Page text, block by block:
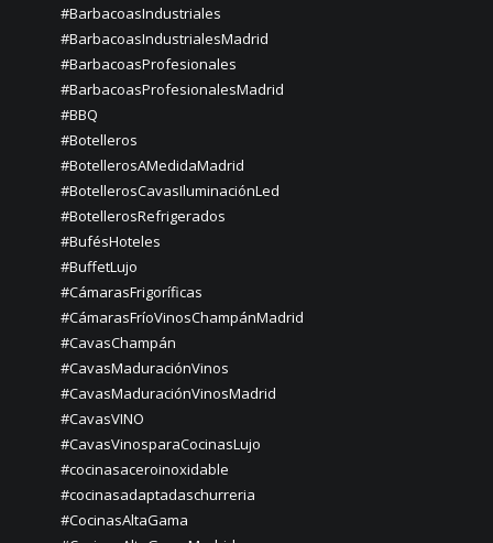
#BarbacoasIndustriales
#BarbacoasIndustrialesMadrid
#BarbacoasProfesionales
#BarbacoasProfesionalesMadrid
#BBQ
#Botelleros
#BotellerosAMedidaMadrid
#BotellerosCavasIluminaciónLed
#BotellerosRefrigerados
#BufésHoteles
#BuffetLujo
#CámarasFrigoríficas
#CámarasFríoVinosChampánMadrid
#CavasChampán
#CavasMaduraciónVinos
#CavasMaduraciónVinosMadrid
#CavasVINO
#CavasVinosparaCocinasLujo
#cocinasaceroinoxidable
#cocinasadaptadaschurreria
#CocinasAltaGama